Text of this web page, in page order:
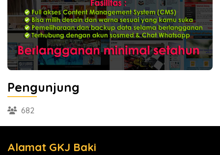
Pengunjung
682
Alamat GKJ Baki